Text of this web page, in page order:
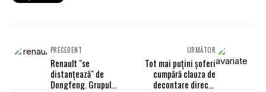
PRECEDENT
Renault "se
distanţează" de
Dongfeng. Grupul
URMĂTOR
Tot mai puţini şoferi
cumpără clauza de
decontare directă